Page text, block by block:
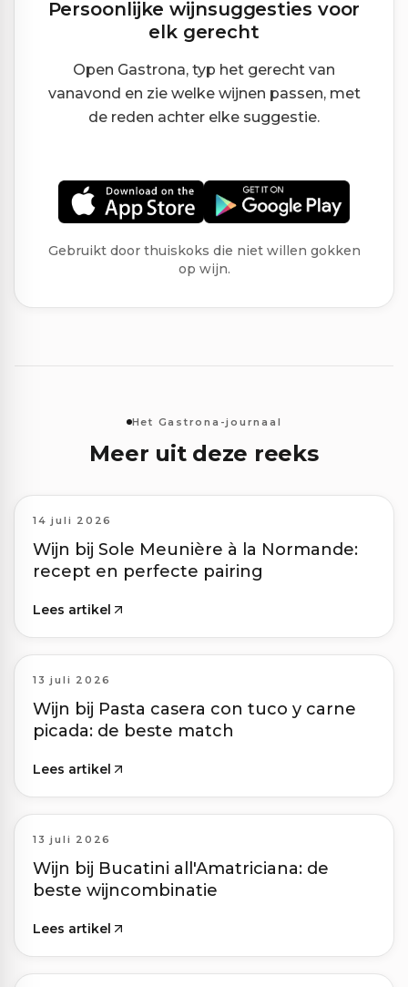
Persoonlijke wijnsuggesties voor
elk gerecht
Open Gastrona, typ het gerecht van
vanavond en zie welke wijnen passen, met
de reden achter elke suggestie.
Gebruikt door thuiskoks die niet willen gokken
op wijn.
Het Gastrona-journaal
Meer uit deze reeks
14 juli 2026
Wijn bij Sole Meunière à la Normande:
recept en perfecte pairing
Lees artikel
13 juli 2026
Wijn bij Pasta casera con tuco y carne
picada: de beste match
Lees artikel
13 juli 2026
Wijn bij Bucatini all'Amatriciana: de
beste wijncombinatie
Lees artikel